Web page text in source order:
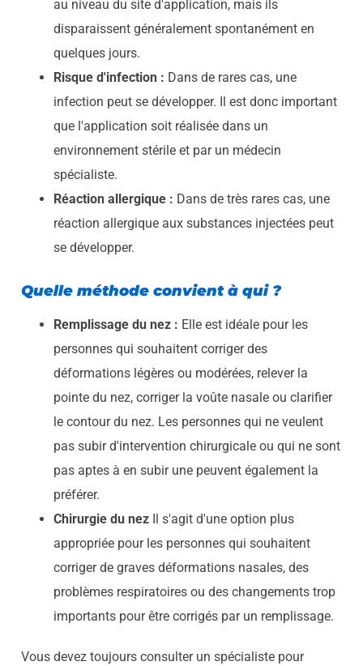
au niveau du site d'application, mais ils
disparaissent généralement spontanément en
quelques jours.
Risque d'infection : Dans de rares cas, une
infection peut se développer. Il est donc important
que l'application soit réalisée dans un
environnement stérile et par un médecin
spécialiste.
Réaction allergique : Dans de très rares cas, une
réaction allergique aux substances injectées peut
se développer.
Quelle méthode convient à qui ?
Remplissage du nez : Elle est idéale pour les
personnes qui souhaitent corriger des
déformations légères ou modérées, relever la
pointe du nez, corriger la voûte nasale ou clarifier
le contour du nez. Les personnes qui ne veulent
pas subir d'intervention chirurgicale ou qui ne sont
pas aptes à en subir une peuvent également la
préférer.
Chirurgie du nez Il s'agit d'une option plus
appropriée pour les personnes qui souhaitent
corriger de graves déformations nasales, des
problèmes respiratoires ou des changements trop
importants pour être corrigés par un remplissage.
Vous devez toujours consulter un spécialiste pour